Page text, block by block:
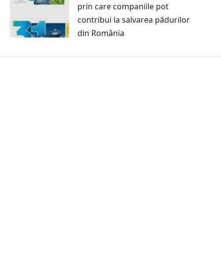
prin care companiile pot
contribui la salvarea pădurilor
din România